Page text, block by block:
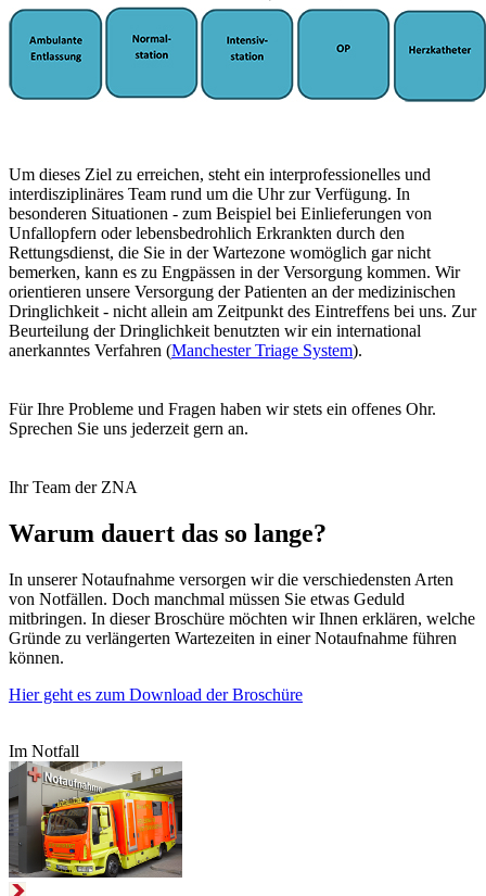
Um dieses Ziel zu erreichen, steht ein interprofessionelles und
interdisziplinäres Team rund um die Uhr zur Verfügung. In
besonderen Situationen - zum Beispiel bei Einlieferungen von
Unfallopfern oder lebensbedrohlich Erkrankten durch den
Rettungsdienst, die Sie in der Wartezone womöglich gar nicht
bemerken, kann es zu Engpässen in der Versorgung kommen. Wir
orientieren unsere Versorgung der Patienten an der medizinischen
Dringlichkeit - nicht allein am Zeitpunkt des Eintreffens bei uns. Zur
Beurteilung der Dringlichkeit benutzten wir ein international
anerkanntes Verfahren (Manchester Triage System).
Für Ihre Probleme und Fragen haben wir stets ein offenes Ohr.
Sprechen Sie uns jederzeit gern an.
Ihr Team der ZNA
Warum dauert das so lange?
In unserer Notaufnahme versorgen wir die verschiedensten Arten
von Notfällen. Doch manchmal müssen Sie etwas Geduld
mitbringen. In dieser Broschüre möchten wir Ihnen erklären, welche
Gründe zu verlängerten Wartezeiten in einer Notaufnahme führen
können.
Hier geht es zum Download der Broschüre
Im Notfall